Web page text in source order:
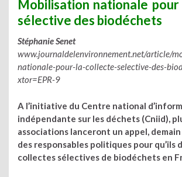
Mobilisation nationale
sélective des biodéchets
Stéphanie Senet
www.journaldelenvironnement.net/article/
nationale-pour-la-collecte-selective-des-
xtor=EPR-9
A l’initiative du Centre national
indépendante sur les déchets (Cniid),
associations lanceront un appel,
des responsables politiques pour qu’ils
collectes sélectives de biodéchets en